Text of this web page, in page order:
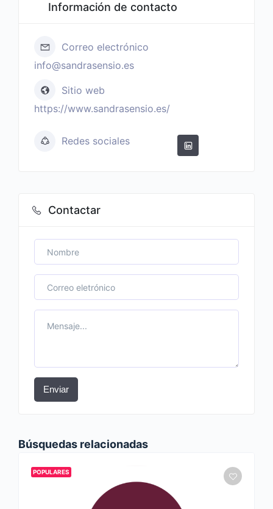
Información de contacto
Correo electrónico
info@sandrasensio.es
Sitio web
https://www.sandrasensio.es/
Redes sociales
Contactar
Enviar
Búsquedas relacionadas
POPULARES